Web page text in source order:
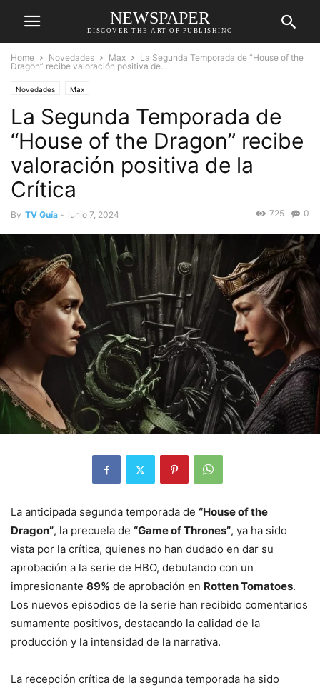
NEWSPAPER
DISCOVER THE ART OF PUBLISHING
Home Novedades Max
La Segunda Temporada de “House of the
Dragon” recibe valoración positiva de...
Novedades Max
La Segunda Temporada de
“House of the Dragon” recibe
valoración positiva de la
Crítica
By TV Guía - junio 7, 2024 0
725
La anticipada segunda temporada de “House of the
Dragon”, la precuela de “Game of Thrones”, ya ha sido
vista por la crítica, quienes no han dudado en dar su
aprobación a la serie de HBO, debutando con un
impresionante 89% de aprobación en Rotten Tomatoes.
Los nuevos episodios de la serie han recibido comentarios
sumamente positivos, destacando la calidad de la
producción y la intensidad de la narrativa.
La recepción crítica de la segunda temporada ha sido